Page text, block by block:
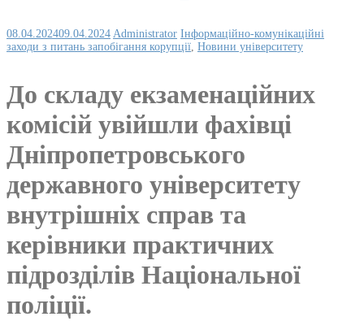
08.04.202409.04.2024 Administrator Інформаційно-комунікаційні
заходи з питань запобігання корупції, Новини університету
До складу екзаменаційних
комісій увійшли фахівці
Дніпропетровського
державного університету
внутрішніх справ та
керівники практичних
підрозділів Національної
поліції.